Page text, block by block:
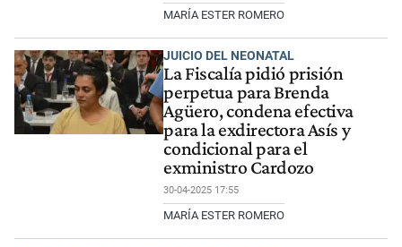
MARÍA ESTER ROMERO
JUICIO DEL NEONATAL
La Fiscalía pidió prisión
perpetua para Brenda
Agüero, condena efectiva
para la exdirectora Asís y
condicional para el
exministro Cardozo
30-04-2025 17:55
MARÍA ESTER ROMERO